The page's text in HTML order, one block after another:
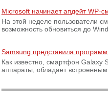
Microsoft начинает апдейт WP-
На этой неделе пользователи
возможность обновиться до
Samsung представила
Как известно, смартфон Galaxy
аппараты, обладает